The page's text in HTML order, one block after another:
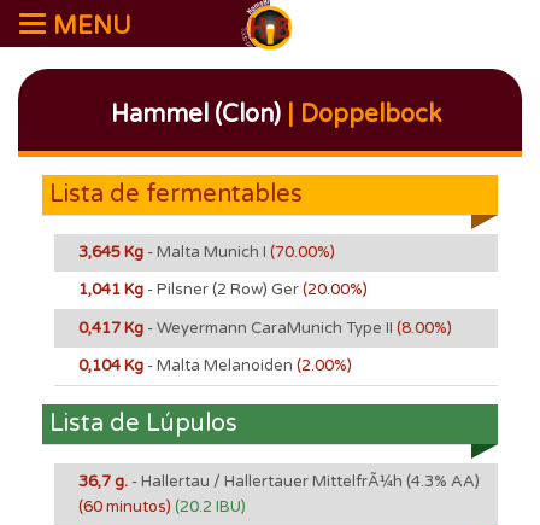
MENU
Hammel (Clon) | Doppelbock
Lista de fermentables
3,645 Kg - Malta Munich I (70.00%)
1,041 Kg - Pilsner (2 Row) Ger(20.00%)
0,417 Kg - Weyermann CaraMunich Type II (8.00%)
0,104 Kg - Malta Melanoiden (2.00%)
Lista de Lúpulos
36,7 g. - Hallertau / Hallertauer MittelfrÃ¼h (4.3% AA)
(60 minutos) (20.2 IBU)